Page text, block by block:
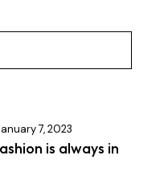
7, 2023
is always in